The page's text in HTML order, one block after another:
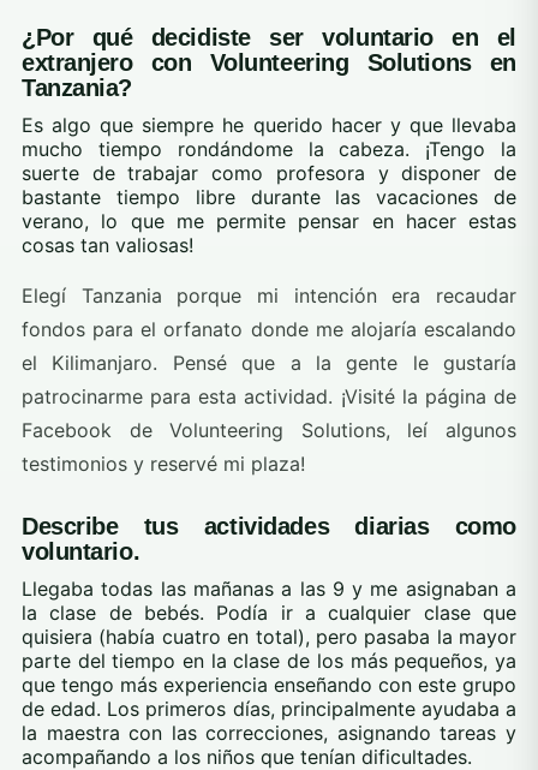
¿Por qué decidiste ser voluntario en el
extranjero con Volunteering Solutions en
Tanzania?
Es algo que siempre he querido hacer y que llevaba
mucho tiempo rondándome la cabeza. ¡Tengo la
suerte de trabajar como profesora y disponer de
bastante tiempo libre durante las vacaciones de
verano, lo que me permite pensar en hacer estas
cosas tan valiosas!
Elegí Tanzania porque mi intención era recaudar
fondos para el orfanato donde me alojaría escalando
el Kilimanjaro. Pensé que a la gente le gustaría
patrocinarme para esta actividad. ¡Visité la página de
Facebook de Volunteering Solutions, leí algunos
testimonios y reservé mi plaza!
Describe tus actividades diarias como
voluntario.
Llegaba todas las mañanas a las 9 y me asignaban a
la clase de bebés. Podía ir a cualquier clase que
quisiera (había cuatro en total), pero pasaba la mayor
parte del tiempo en la clase de los más pequeños, ya
que tengo más experiencia enseñando con este grupo
de edad. Los primeros días, principalmente ayudaba a
la maestra con las correcciones, asignando tareas y
acompañando a los niños que tenían dificultades.